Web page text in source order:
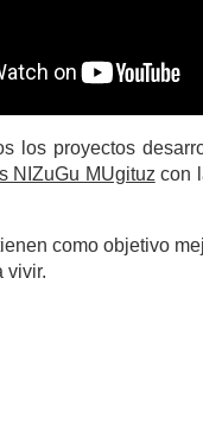
los proyectos
NIZuGu MUgituz con
como objetivo
vivir.